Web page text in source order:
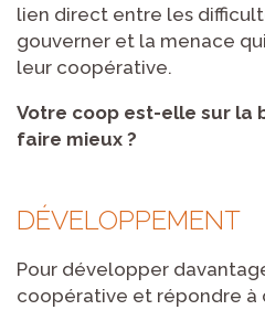
lien direct entre les
gouverner et la menace
leur coopérative.
Votre coop est-elle sur la
faire mieux ?
DÉVELOPPEMENT
Pour développer
coopérative et répondre à